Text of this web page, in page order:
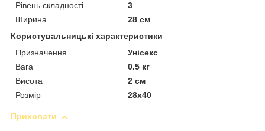
Рівень складності
3
Ширина
28 см
Користувальницькі характеристики
Призначення
Унісекс
Вага
0.5 кг
Висота
2 см
Розмір
28х40
Приховати